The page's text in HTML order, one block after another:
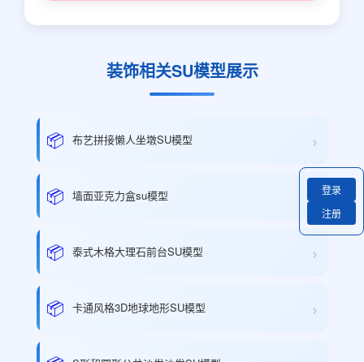
装饰相关SU模型展示
📦 布艺拼接懒人坐墩SU模型 ›
📦 墙面亚克力盒su模型
📦 泰式木格大理石前台SU模型 ›
📦 卡通风格3D地球地形SU模型 ›
登录
注册